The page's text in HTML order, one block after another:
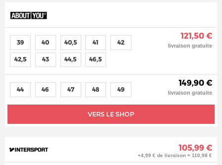
VERS LE SHOP
39 40 40,5 41 42
42,5 43 44,5 46,5
121,50 €
livraison gratuite
44 46 47 48 49
149,90 €
livraison gratuite
105,99 €
+4,99 € de livraison = 110,98 €